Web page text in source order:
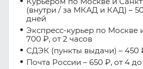
(внутри / за МКАД и КАД) –
дней
Экспресс-курьер по Москве
700 ₽, от 2 часов
СДЭК (пункты выдачи) – 450
Почта России – 650 ₽, от 4